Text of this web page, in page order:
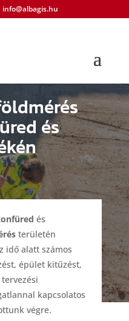
info@albagis.hu
és
és
területén
idő alatt számos
épület kitűzést,
kapcsolatos
végre.